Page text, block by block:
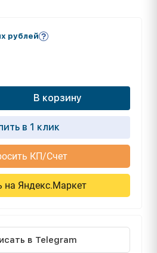
рублей
В корзину
в 1 клик
КП/Счет
на Яндекс.Маркет
в Telegram